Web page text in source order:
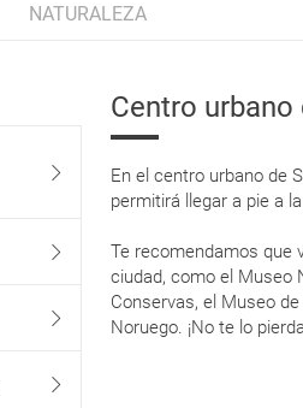
NATURALEZA
Centro urbano
En el centro urbano de
permitirá llegar a pie a
Te recomendamos que
ciudad, como el Museo
Conservas, el Museo
Noruego. ¡No te lo